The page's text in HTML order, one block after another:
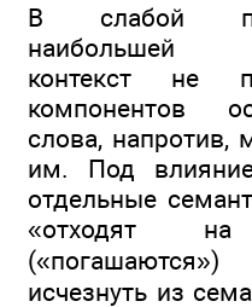
В слабой
наибольшей
контекст не
компонентов
слова, напротив,
им. Под
отдельные
«отходят
исчезнуть из